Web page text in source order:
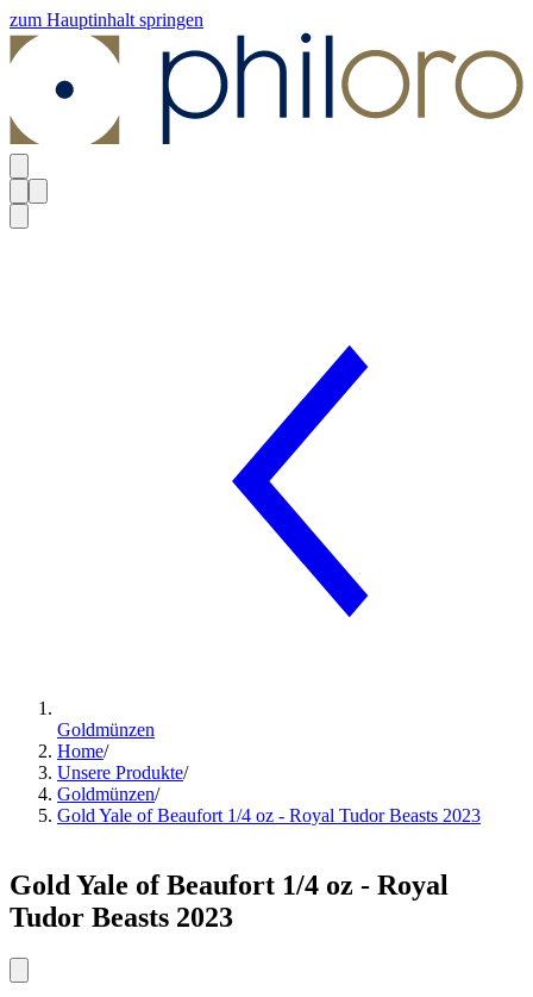
zum Hauptinhalt springen
Goldmünzen
Home/
Unsere Produkte/
Goldmünzen/
Gold Yale of Beaufort 1/4 oz - Royal Tudor Beasts 2023
Gold Yale of Beaufort 1/4 oz - Royal
Tudor Beasts 2023